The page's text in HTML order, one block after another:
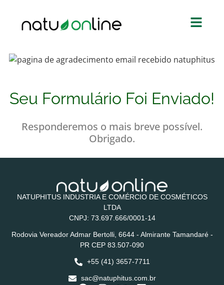
Seu Formulário Foi Enviado!
Responderemos o mais breve possível.
Obrigado.
NATUPHITUS INDUSTRIA E COMÉRCIO DE COSMÉTICOS
LTDA
CNPJ: 73.697.666/0001-14
Rodovia Vereador Admar Bertolli, 6644 - Almirante Tamandaré -
PR CEP 83.507-090
+55 (41) 3657-7711
sac@natuphitus.com.br